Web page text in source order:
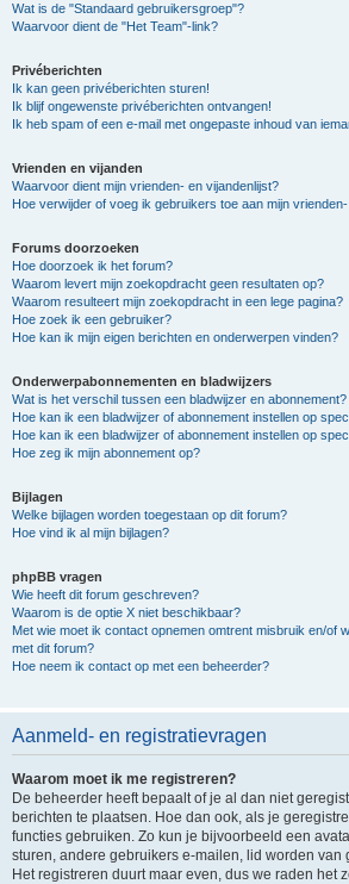
Wat is de "Standaard gebruikersgroep"?
Waarvoor dient de "Het Team"-link?
Privéberichten
Ik kan geen privéberichten sturen!
Ik blijf ongewenste privéberichten ontvangen!
Ik heb spam of een e-mail met ongepaste inhoud van
Vrienden en vijanden
Waarvoor dient mijn vrienden- en vijandenlijst?
Hoe verwijder of voeg ik gebruikers toe aan mijn
Forums doorzoeken
Hoe doorzoek ik het forum?
Waarom levert mijn zoekopdracht geen resultaten op?
Waarom resulteert mijn zoekopdracht in een lege pagina?
Hoe zoek ik een gebruiker?
Hoe kan ik mijn eigen berichten en onderwerpen vinden?
Onderwerpabonnementen en bladwijzers
Wat is het verschil tussen een bladwijzer en abonnement?
Hoe kan ik een bladwijzer of abonnement instellen op
Hoe kan ik een bladwijzer of abonnement instellen op
Hoe zeg ik mijn abonnement op?
Bijlagen
Welke bijlagen worden toegestaan op dit forum?
Hoe vind ik al mijn bijlagen?
phpBB vragen
Wie heeft dit forum geschreven?
Waarom is de optie X niet beschikbaar?
Met wie moet ik contact opnemen omtrent misbruik en/of
met dit forum?
Hoe neem ik contact op met een beheerder?
Aanmeld- en registratievragen
Waarom moet ik me registreren?
De beheerder heeft bepaalt of je al dan niet
berichten te plaatsen. Hoe dan ook, als je
functies gebruiken. Zo kun je bijvoorbeeld een
sturen, andere gebruikers e-mailen, lid worden van
Het registreren duurt maar even, dus we raden het